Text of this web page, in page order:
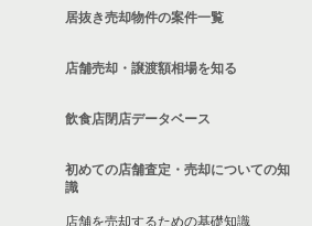
居抜き売却物件の案件一覧
店舗売却・譲渡額相場を知る
飲食店閉店データベース
初めての店舗査定・売却についての知
識
店舗を売却するための基礎知識